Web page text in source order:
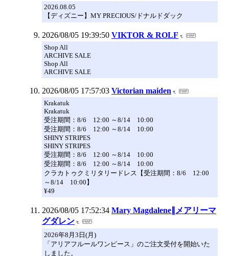
2026.08.05
【ディズニー】MY PRECIOUS/ドナルドダック
2026/08/05 19:39:50 VIKTOR & ROLF
Shop All
ARCHIVE SALE
Shop All
ARCHIVE SALE
2026/08/05 17:57:03 Victorian maiden
Krakatuk
Krakatuk
受注期間：8/6 12:00 ～8/14 10:00
受注期間：8/6 12:00 ～8/14 10:00
SHINY STRIPES
SHINY STRIPES
受注期間：8/6 12:00 ～8/14 10:00
受注期間：8/6 12:00 ～8/14 10:00
クラカトゥクミリタリードレス【受注期間：8/6 12:00
～8/14 10:00】
¥49
2026/08/05 17:52:34 Mary Magdalene∥メアリーマ
グダレン
2026年8月3日(月)
「アリアフルールワンピース」のご注文受付を開始いた
しました。